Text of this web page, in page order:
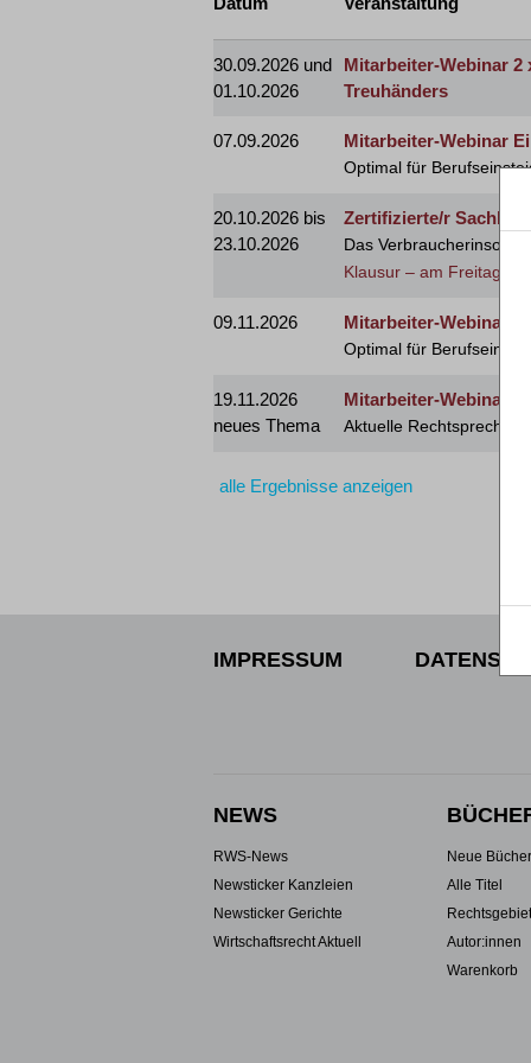
30.09.2026 und
01.10.2026
Mitarbeiter-Webinar
Treuhänders
07.09.2026 Mitarbeiter-Webinar
Optimal für
20.10.2026 bis
23.10.2026
Zertifizierte/r
Das
Klausur – am Freitag,
09.11.2026 Mitarbeiter-Webinar
Optimal für
19.11.2026
neues Thema
Mitarbeiter-Webinar
Aktuelle
alle Ergebnisse anzeigen
IMPRESSUM
NEWS
RWS-News
Newsticker Kanzleien
Newsticker Gerichte
Wirtschaftsrecht Aktuell
Neue Bücher
Alle Titel
Autor:innen
Warenkorb